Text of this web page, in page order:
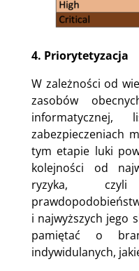
4. Priorytetyzacja
W zależności od
zasobów
zabezpieczeniach
tym etapie luki
kolejności od
ryzyka,
i najwyższych jego
pamiętać o
indywidulanych,